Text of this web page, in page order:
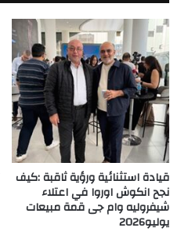
قيادة استثنائية ورؤية ثاقبة :كيف
نجح انكوش اوروا في اعتلاء
شيفروليه وام جى قمة مبيعات
يوليو2026